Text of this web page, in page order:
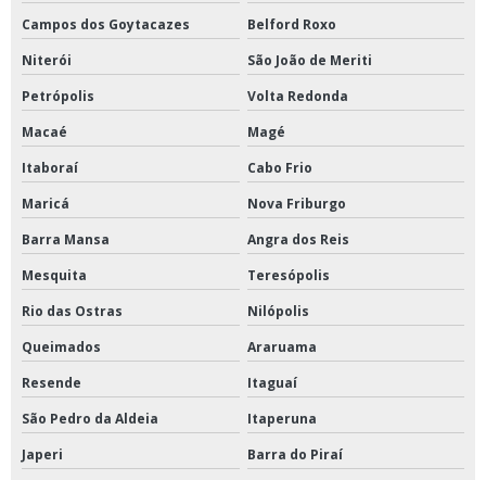
Campos dos Goytacazes
Belford Roxo
Niterói
São João de Meriti
Petrópolis
Volta Redonda
Macaé
Magé
Itaboraí
Cabo Frio
Maricá
Nova Friburgo
Barra Mansa
Angra dos Reis
Mesquita
Teresópolis
Rio das Ostras
Nilópolis
Queimados
Araruama
Resende
Itaguaí
São Pedro da Aldeia
Itaperuna
Japeri
Barra do Piraí